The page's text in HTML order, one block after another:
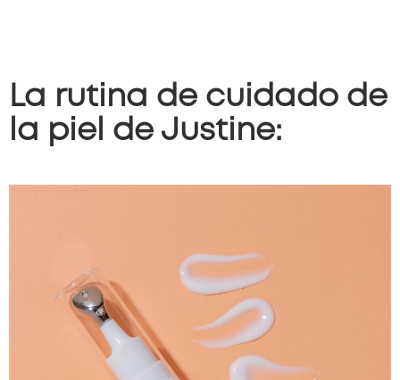
La rutina de cuidado de
la piel de Justine: